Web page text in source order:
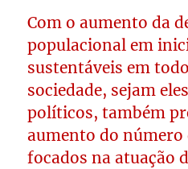
Com o aumento da
populacional em
sustentáveis em
sociedade, sejam
políticos, também
aumento do
focados na atuação